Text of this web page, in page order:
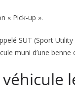
« Pick-up ».
SUT (Sport
muni d’une benne